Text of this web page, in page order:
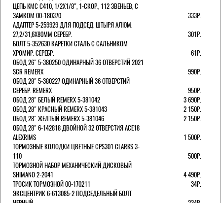
ЦЕПЬ KMC C410, 1/2Х1/8", 1-СКОР., 112 ЗВЕНЬЕВ, С
ЗАМКОМ 00-180370
333Р.
АДАПТЕР 5-259929 ДЛЯ ПОДСЕД. ШТЫРЯ АЛЮМ.
27,2/31,6Х80ММ СЕРЕБР.
301Р.
БОЛТ 5-352630 КАРЕТКИ СТАЛЬ С САЛЬНИКОМ
ХРОМИР. СЕРЕБР.
61Р.
ОБОД 26" 5-380250 ОДИНАРНЫЙ 36 ОТВЕРСТИЙ 2021
SCR REMERX
990Р.
ОБОД 28" 5-380227 ОДИНАРНЫЙ 36 ОТВЕРСТИЙ
СЕРЕБР. REMERX
950Р.
ОБОД 28" БЕЛЫЙ REMERX 5-381042
3 690Р.
ОБОД 28" КРАСНЫЙ REMERX 5-381043
2 150Р.
ОБОД 28" ЖЕЛТЫЙ REMERX 5-381046
2 150Р.
ОБОД 28" 6-142818 ДВОЙНОЙ 32 ОТВЕРСТИЯ ACE18
ALEXRIMS
1 500Р.
ТОРМОЗНЫЕ КОЛОДКИ ЦВЕТНЫЕ CPS301 CLARKS 3-
110
500Р.
ТОРМОЗНОЙ НАБОР МЕХАНИЧЕСКИЙ ДИСКОВЫЙ
SHIMANO 2-2041
4 490Р.
ТРОСИК ТОРМОЗНОЙ 00-170211
34Р.
ЭКСЦЕНТРИК 6-613085-2 ПОДСЕДЕЛЬНЫЙ БОЛТ